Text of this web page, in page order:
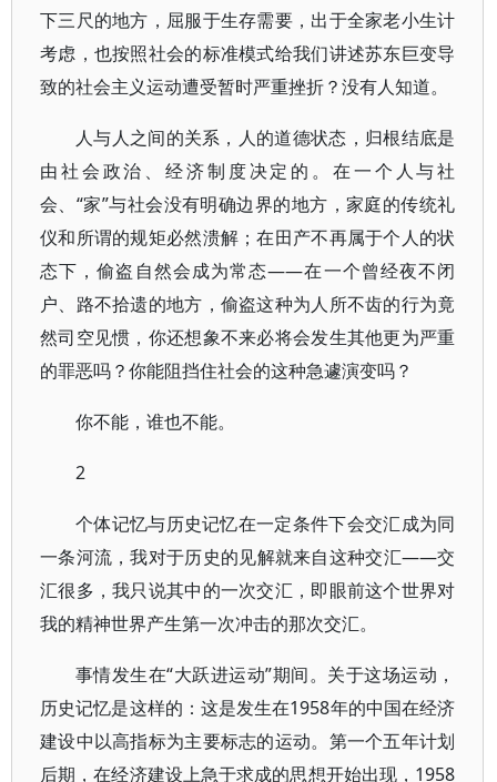
下三尺的地方，屈服于生存需要，出于全家老小生计
考虑，也按照社会的标准模式给我们讲述苏东巨变导
致的社会主义运动遭受暂时严重挫折？没有人知道。
人与人之间的关系，人的道德状态，归根结底是
由社会政治、经济制度决定的。在一个人与社
会、“家”与社会没有明确边界的地方，家庭的传统礼
仪和所谓的规矩必然溃解；在田产不再属于个人的状
态下，偷盗自然会成为常态——在一个曾经夜不闭
户、路不拾遗的地方，偷盗这种为人所不齿的行为竟
然司空见惯，你还想象不来必将会发生其他更为严重
的罪恶吗？你能阻挡住社会的这种急遽演变吗？
你不能，谁也不能。
2
个体记忆与历史记忆在一定条件下会交汇成为同
一条河流，我对于历史的见解就来自这种交汇——交
汇很多，我只说其中的一次交汇，即眼前这个世界对
我的精神世界产生第一次冲击的那次交汇。
事情发生在“大跃进运动”期间。关于这场运动，
历史记忆是这样的：这是发生在1958年的中国在经济
建设中以高指标为主要标志的运动。第一个五年计划
后期，在经济建设上急于求成的思想开始出现，1958